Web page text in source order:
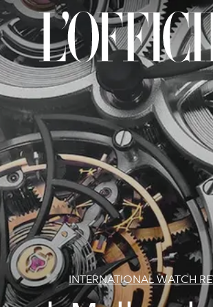
INTERNATIONAL WATCH